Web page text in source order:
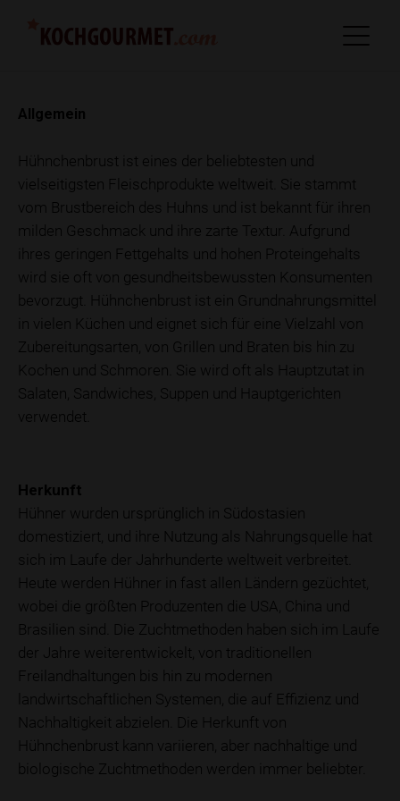
Allgemein
Hühnchenbrust ist eines der beliebtesten und
vielseitigsten Fleischprodukte weltweit. Sie stammt
vom Brustbereich des Huhns und ist bekannt für ihren
milden Geschmack und ihre zarte Textur. Aufgrund
ihres geringen Fettgehalts und hohen Proteingehalts
wird sie oft von gesundheitsbewussten Konsumenten
bevorzugt. Hühnchenbrust ist ein Grundnahrungsmittel
in vielen Küchen und eignet sich für eine Vielzahl von
Zubereitungsarten, von Grillen und Braten bis hin zu
Kochen und Schmoren. Sie wird oft als Hauptzutat in
Salaten, Sandwiches, Suppen und Hauptgerichten
verwendet.
Herkunft
Hühner wurden ursprünglich in Südostasien
domestiziert, und ihre Nutzung als Nahrungsquelle hat
sich im Laufe der Jahrhunderte weltweit verbreitet.
Heute werden Hühner in fast allen Ländern gezüchtet,
wobei die größten Produzenten die USA, China und
Brasilien sind. Die Zuchtmethoden haben sich im Laufe
der Jahre weiterentwickelt, von traditionellen
Freilandhaltungen bis hin zu modernen
landwirtschaftlichen Systemen, die auf Effizienz und
Nachhaltigkeit abzielen. Die Herkunft von
Hühnchenbrust kann variieren, aber nachhaltige und
biologische Zuchtmethoden werden immer beliebter.